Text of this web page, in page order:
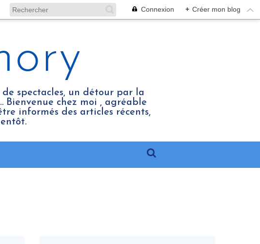
Connexion + Créer mon blog
spectacles, un détour par la
Bienvenue chez moi , agréable
informés des articles récents,